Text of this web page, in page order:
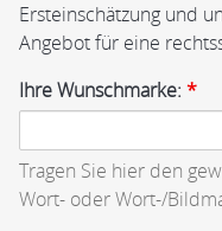
Ersteinschätzung und
Angebot für eine
Ihre Wunschmarke: *
Tragen Sie hier den
Wort- oder Wort-/